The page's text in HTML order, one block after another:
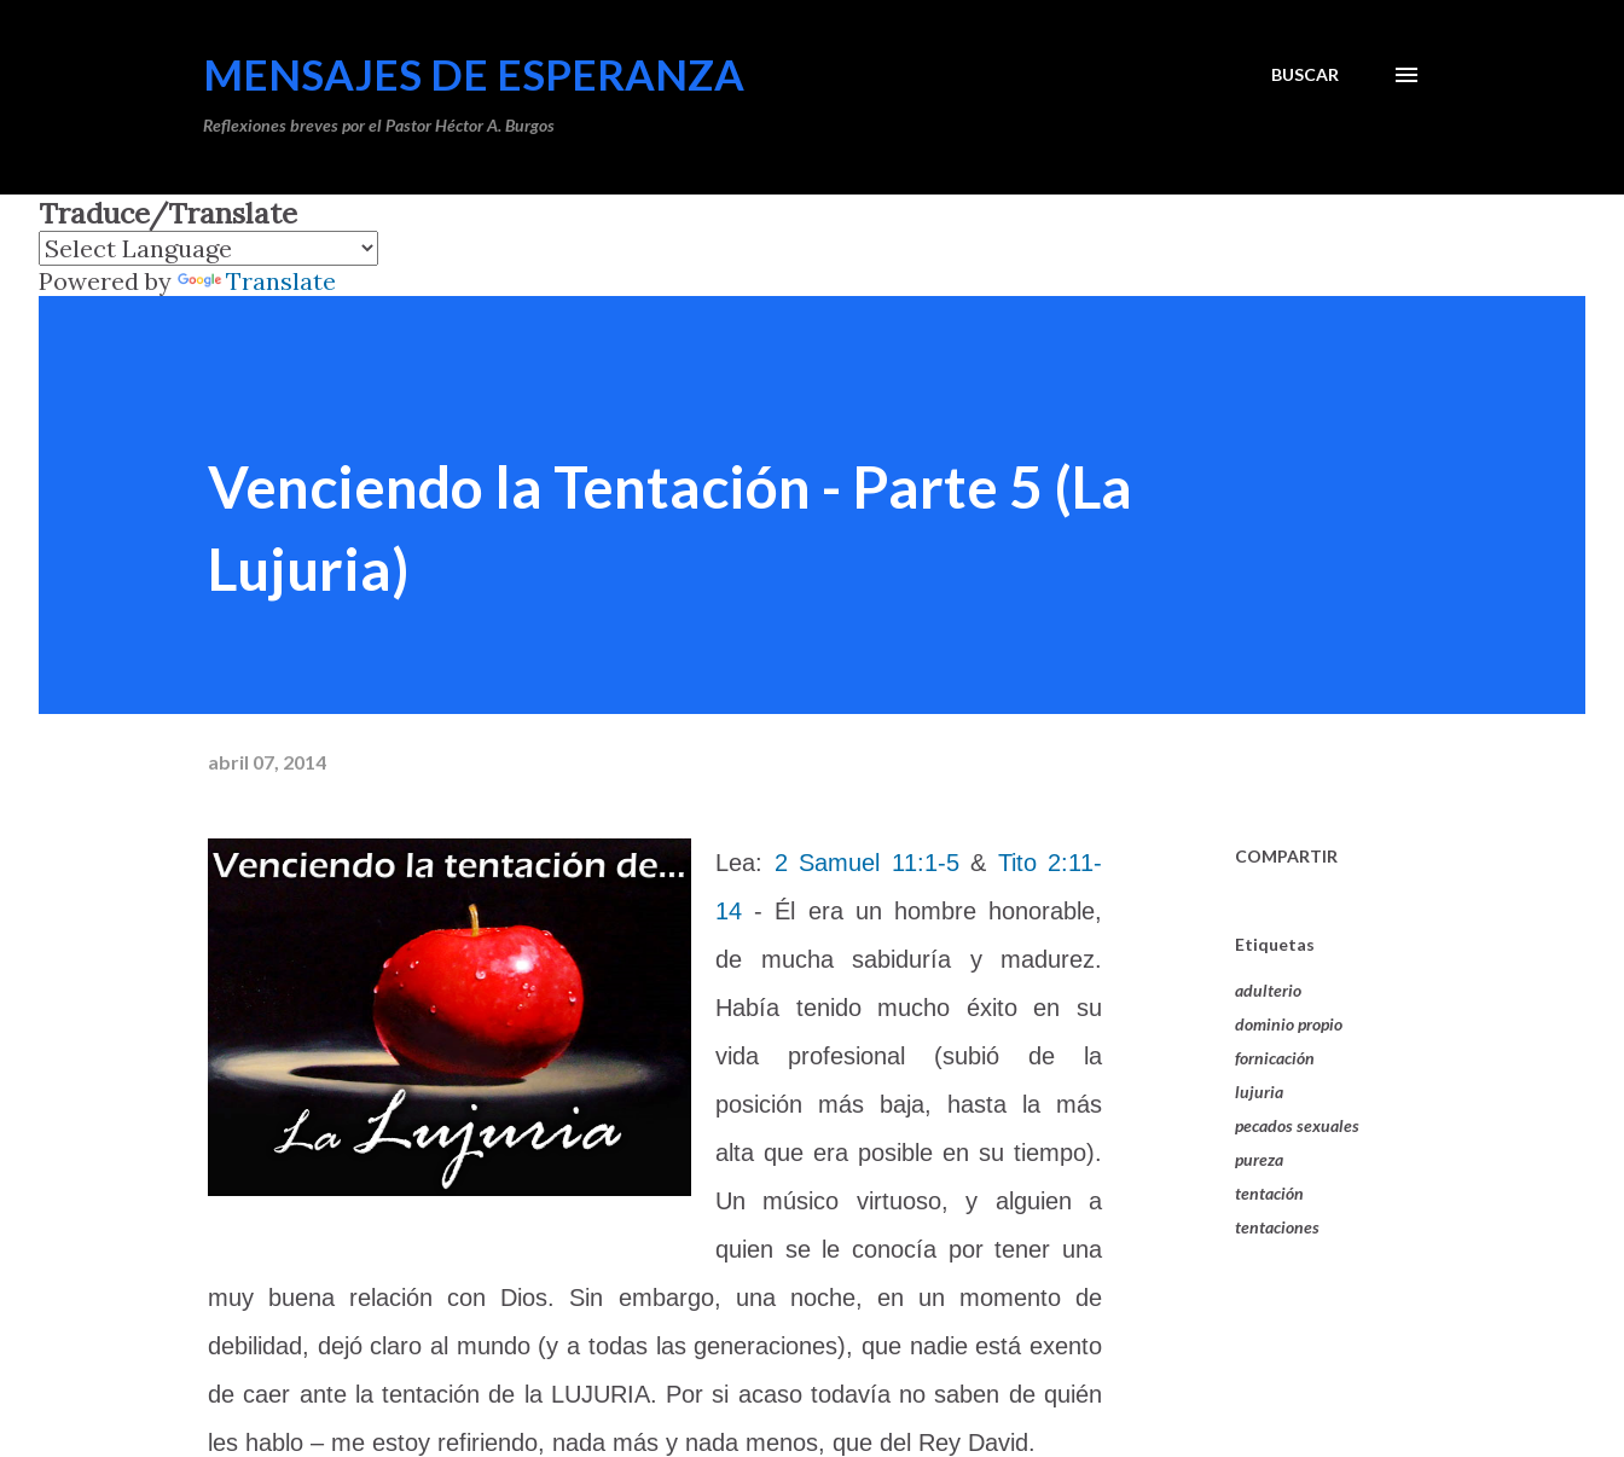
MENSAJES DE ESPERANZA
Reflexiones breves por el Pastor Héctor A. Burgos
BUSCAR
Traduce/Translate
Powered by Translate
Venciendo la Tentación - Parte 5 (La
Lujuria)
abril 07, 2014
Lea: 2 Samuel 11:1-5& Tito 2:11-
14 - Él era un hombre honorable,
de mucha sabiduría y madurez.
Había tenido mucho éxito en su
vida profesional (subió de la
posición más baja, hasta la más
alta que era posible en su tiempo).
Un músico virtuoso, y alguien a
quien se le conocía por tener una
muy buena relación con Dios. Sin embargo, una noche, en un momento de
debilidad, dejó claro al mundo (y a todas las generaciones), que nadie está exento
de caer ante la tentación de la LUJURIA. Por si acaso todavía no saben de quién
les hablo – me estoy refiriendo, nada más y nada menos, que del Rey David.
COMPARTIR
Etiquetas
adulterio
dominio propio
fornicación
lujuria
pecados sexuales
pureza
tentación
tentaciones